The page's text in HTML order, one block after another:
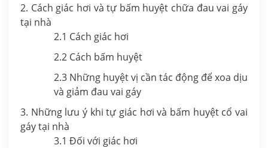
2. Cách giác hơi và tự bấm huyệt chữa đau vai gáy
tại nhà
2.1 Cách giác hơi
2.2 Cách bấm huyệt
2.3 Những huyệt vị cần tác động để xoa dịu
và giảm đau vai gáy
3. Những lưu ý khi tự giác hơi và bấm huyệt cổ vai
gáy tại nhà
3.1 Đối với giác hơi